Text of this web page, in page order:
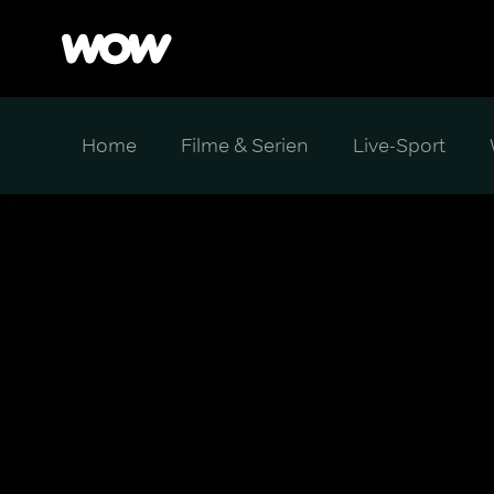
Home Filme & Serien Live-Sport